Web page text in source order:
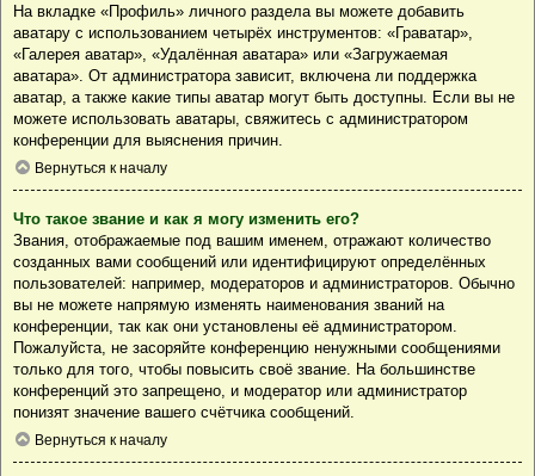
На вкладке «Профиль» личного раздела вы можете добавить
аватару с использованием четырёх инструментов: «Граватар»,
«Галерея аватар», «Удалённая аватара» или «Загружаемая
аватара». От администратора зависит, включена ли поддержка
аватар, а также какие типы аватар могут быть доступны. Если вы не
можете использовать аватары, свяжитесь с администратором
конференции для выяснения причин.
Вернуться к началу
Что такое звание и как я могу изменить его?
Звания, отображаемые под вашим именем, отражают количество
созданных вами сообщений или идентифицируют определённых
пользователей: например, модераторов и администраторов. Обычно
вы не можете напрямую изменять наименования званий на
конференции, так как они установлены её администратором.
Пожалуйста, не засоряйте конференцию ненужными сообщениями
только для того, чтобы повысить своё звание. На большинстве
конференций это запрещено, и модератор или администратор
понизят значение вашего счётчика сообщений.
Вернуться к началу